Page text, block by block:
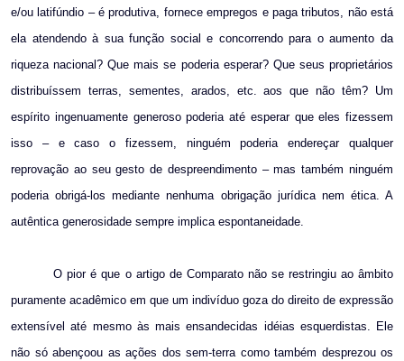
e/ou latifúndio – é produtiva, fornece empregos e paga tributos, não está
ela atendendo à sua função social e concorrendo para o aumento da
riqueza nacional? Que mais se poderia esperar? Que seus proprietários
distribuíssem terras, sementes, arados, etc. aos que não têm? Um
espírito ingenuamente generoso poderia até esperar que eles fizessem
isso – e caso o fizessem, ninguém poderia endereçar qualquer
reprovação ao seu gesto de despreendimento – mas também ninguém
poderia obrigá-los mediante nenhuma obrigação jurídica nem ética. A
autêntica generosidade sempre implica espontaneidade.
O pior é que o artigo de Comparato não se restringiu ao âmbito
puramente acadêmico em que um indivíduo goza do direito de expressão
extensível até mesmo às mais ensandecidas idéias esquerdistas. Ele
não só abençoou as ações dos sem-terra como também desprezou os